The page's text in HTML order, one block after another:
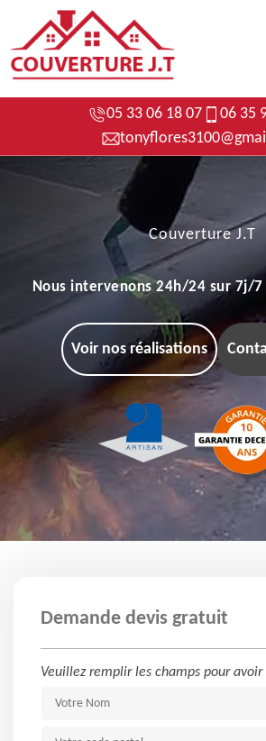
05 33 06 18 07
06 35
Couverture J.T
Nous intervenons 24h/24 sur 7j/7
Voir nos réalisations
Demande devis gratuit
Veuillez remplir les champs pour avoir